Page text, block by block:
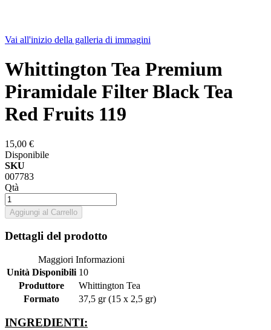
Vai all'inizio della galleria di immagini
Whittington Tea Premium
Piramidale Filter Black Tea
Red Fruits 119
15,00 €
Disponibile
SKU
007783
Qtà
Aggiungi al Carrello
Dettagli del prodotto
Maggiori Informazioni
Unità Disponibili 10
Produttore
Whittington Tea
Formato
37,5 gr (15 x 2,5 gr)
INGREDIENTI: